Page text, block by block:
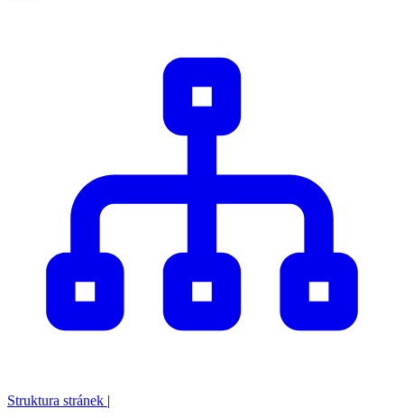
Struktura stránek |